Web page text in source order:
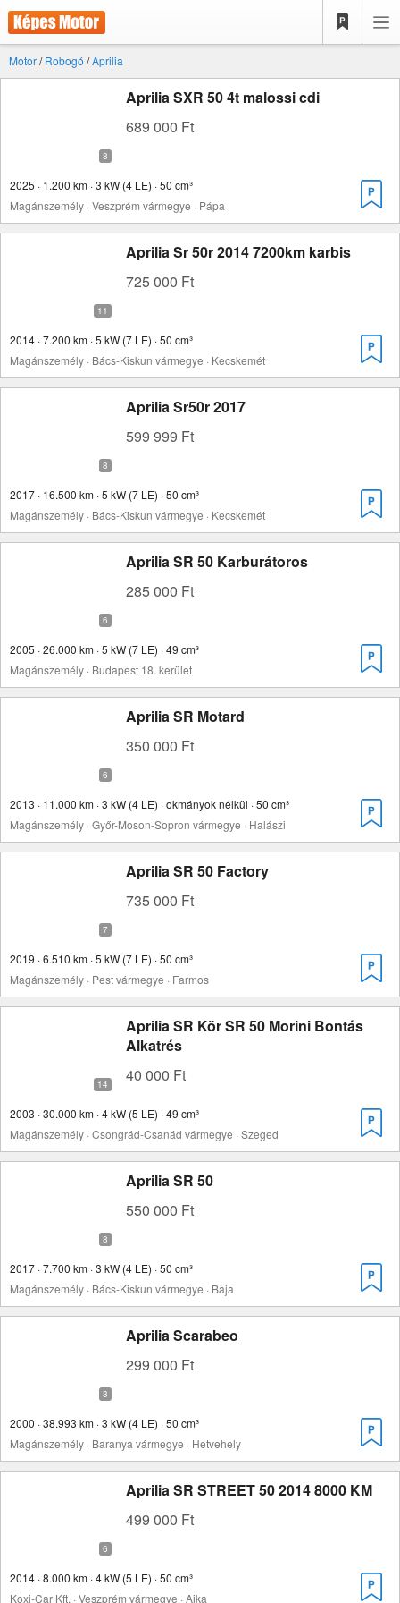
Motor/Robogó /Aprilia
Aprilia SXR 50 4t malossi cdi
689 000 Ft
2025 · 1.200 km · 3 kW (4 LE) · 50 cm³
Magánszemély · Veszprém vármegye · Pápa
Aprilia Sr 50r 2014 7200km karbis
725 000 Ft
2014 · 7.200 km · 5 kW (7 LE) · 50 cm³
Magánszemély · Bács-Kiskun vármegye · Kecskemét
Aprilia Sr50r 2017
599 999 Ft
2017 · 16.500 km · 5 kW (7 LE) · 50 cm³
Magánszemély · Bács-Kiskun vármegye · Kecskemét
Aprilia SR 50 Karburátoros
285 000 Ft
2005 · 26.000 km · 5 kW (7 LE) · 49 cm³
Magánszemély · Budapest 18. kerület
Aprilia SR Motard
350 000 Ft
2013 · 11.000 km · 3 kW (4 LE) · okmányok nélkül · 50 cm³
Magánszemély · Győr-Moson-Sopron vármegye · Halászi
Aprilia SR 50 Factory
735 000 Ft
2019 · 6.510 km · 5 kW (7 LE) · 50 cm³
Magánszemély · Pest vármegye · Farmos
Aprilia SR Kör SR 50 Morini Bontás
Alkatrés
40 000 Ft
2003 · 30.000 km · 4 kW (5 LE) · 49 cm³
Magánszemély · Csongrád-Csanád vármegye · Szeged
Aprilia SR 50
550 000 Ft
2017 · 7.700 km · 3 kW (4 LE) · 50 cm³
Magánszemély · Bács-Kiskun vármegye · Baja
Aprilia Scarabeo
299 000 Ft
2000 · 38.993 km · 3 kW (4 LE) · 50 cm³
Magánszemély · Baranya vármegye · Hetvehely
Aprilia SR STREET 50 2014 8000 KM
499 000 Ft
2014 · 8.000 km · 4 kW (5 LE) · 50 cm³
Koxi-Car Kft. · Veszprém vármegye · Ajka